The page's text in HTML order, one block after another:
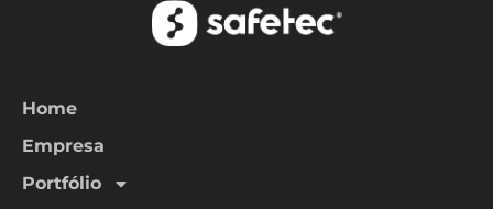
Home
Empresa
Portfólio